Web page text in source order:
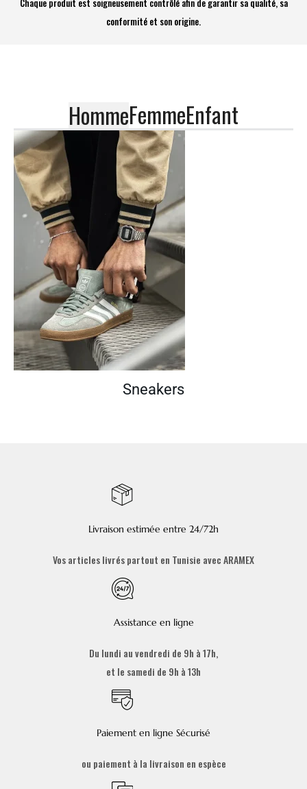
Chaque produit est soigneusement contrôlé afin de garantir sa qualité, sa
conformité et son origine.
HommeFemmeEnfant
Sneakers
Livraison estimée entre 24/72h
Vos articles livrés partout en Tunisie avec ARAMEX
Assistance en ligne
Du lundi au vendredi de 9h à 17h,
et le samedi de 9h à 13h
Paiement en ligne Sécurisé
ou paiement à la livraison en espèce